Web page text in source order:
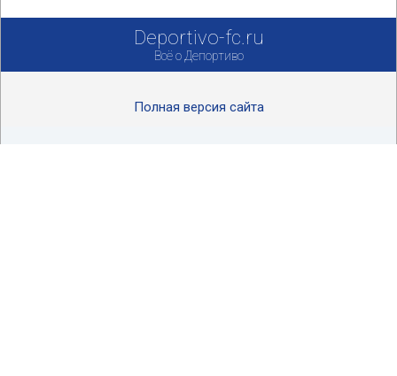
Deportivo-fc.ru
Всё о Депортиво
Полная версия сайта